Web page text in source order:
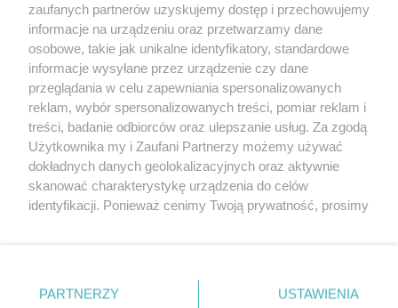
Zapamiętać?
Zaloguj
Zapomniałem hasła
Copyright © 2022 Kurier Szczeciński sp. z o.o.
zaufanych partnerów uzyskujemy dostęp i przechowujemy
informacje na urządzeniu oraz przetwarzamy dane
osobowe, takie jak unikalne identyfikatory, standardowe
informacje wysyłane przez urządzenie czy dane
przeglądania w celu zapewniania spersonalizowanych
reklam, wybór spersonalizowanych treści, pomiar reklam i
treści, badanie odbiorców oraz ulepszanie usług. Za zgodą
Użytkownika my i Zaufani Partnerzy możemy używać
dokładnych danych geolokalizacyjnych oraz aktywnie
skanować charakterystykę urządzenia do celów
identyfikacji. Ponieważ cenimy Twoją prywatność, prosimy
prywatności znajdujący się w lewym dolnym rogu strony
. Niektóre rodzaje przetwarzania danych nie wymagają
PARTNERZY USTAWIENIA